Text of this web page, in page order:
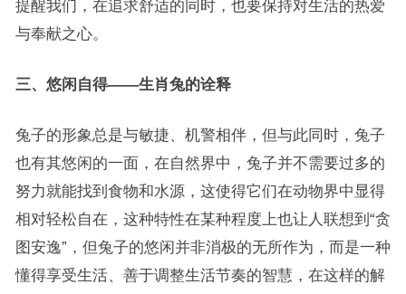
提醒我们，在追求舒适的同时，也要保持对生活的热爱
与奉献之心。
三、悠闲自得——生肖兔的诠释
兔子的形象总是与敏捷、机警相伴，但与此同时，兔子
也有其悠闲的一面，在自然界中，兔子并不需要过多的
努力就能找到食物和水源，这使得它们在动物界中显得
相对轻松自在，这种特性在某种程度上也让人联想到“贪
图安逸”，但兔子的悠闲并非消极的无所作为，而是一种
懂得享受生活、善于调整生活节奏的智慧，在这样的解